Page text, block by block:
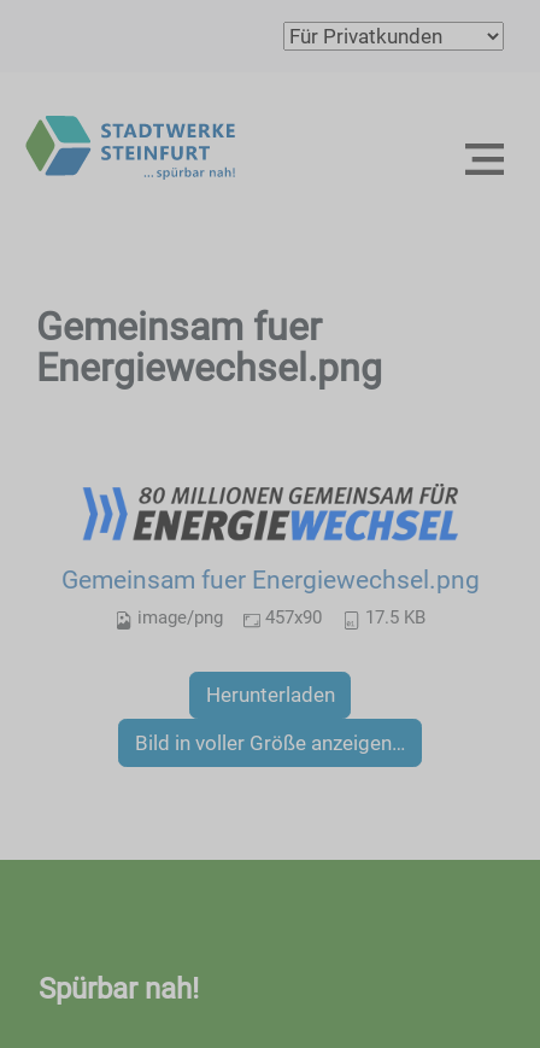
Gemeinsam fuer
Energiewechsel.png
Gemeinsam fuer Energiewechsel.png
image/png 457x90 17.5 KB
Herunterladen
Bild in voller Größe anzeigen…
Spürbar nah!